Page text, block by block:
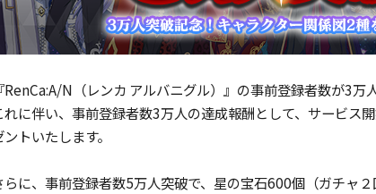
『RenCa:A/N（レンカ アルバニグル）』の事前登録者数が3万
れに伴い、事前登録者数3万人の達成報酬として、サービス
ントいたします。
らに、事前登録者数5万人突破で、星の宝石600個（ガチャ